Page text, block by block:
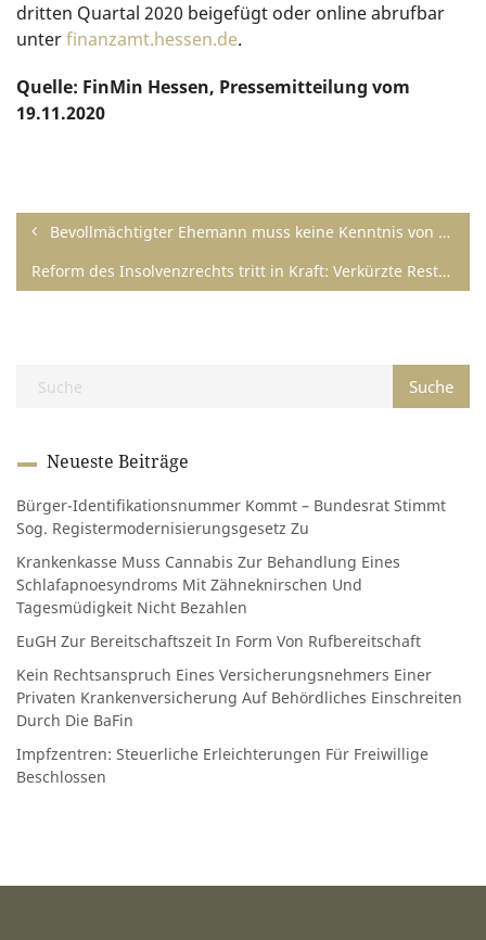
dritten Quartal 2020 beigefügt oder online abrufbar
unterfinanzamt.hessen.de.
Quelle: FinMin Hessen, Pressemitteilung vom
19.11.2020
Bevollmächtigter Ehemann muss keine Kenntnis von den Versicherungsverträgen seiner Frau haben
Reform des Insolvenzrechts tritt in Kraft: Verkürzte Restschuldbefreiung und Einführung neuer Sanierungsmöglichkeiten
Neueste Beiträge
Bürger-Identifikationsnummer Kommt – Bundesrat Stimmt
Sog. Registermodernisierungsgesetz Zu
Krankenkasse Muss Cannabis Zur Behandlung Eines
Schlafapnoesyndroms Mit Zähneknirschen Und
Tagesmüdigkeit Nicht Bezahlen
EuGH Zur Bereitschaftszeit In Form Von Rufbereitschaft
Kein Rechtsanspruch Eines Versicherungsnehmers Einer
Privaten Krankenversicherung Auf Behördliches Einschreiten
Durch Die BaFin
Impfzentren: Steuerliche Erleichterungen Für Freiwillige
Beschlossen